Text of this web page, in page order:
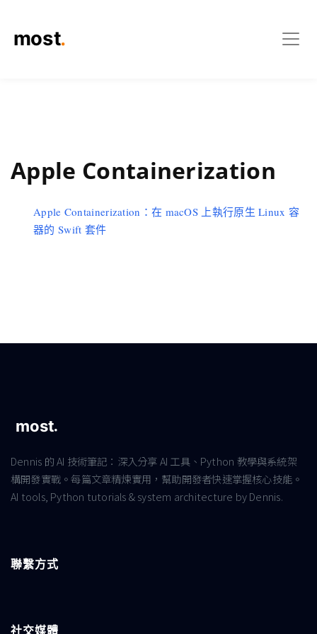
Apple Containerization
Apple Containerization：在 macOS 上執行原生 Linux 容
器的 Swift 套件
Dennis 的 AI 技術筆記：深入分享 AI 工具、Python 教學與系統架
構開發實戰。每篇文章精煉實用，幫助開發者快速掌握核心技能。
AI tools, Python tutorials & system architecture by Dennis.
聯繫方式
社交媒體